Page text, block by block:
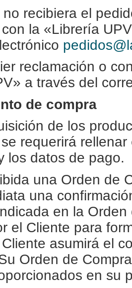
recibiera el
la «Librería
reclamación o
a través del
de compra
de los
requerirá
los datos de pago.
una Orden de
una
en la
el Cliente para
asumirá el
Orden de
en su